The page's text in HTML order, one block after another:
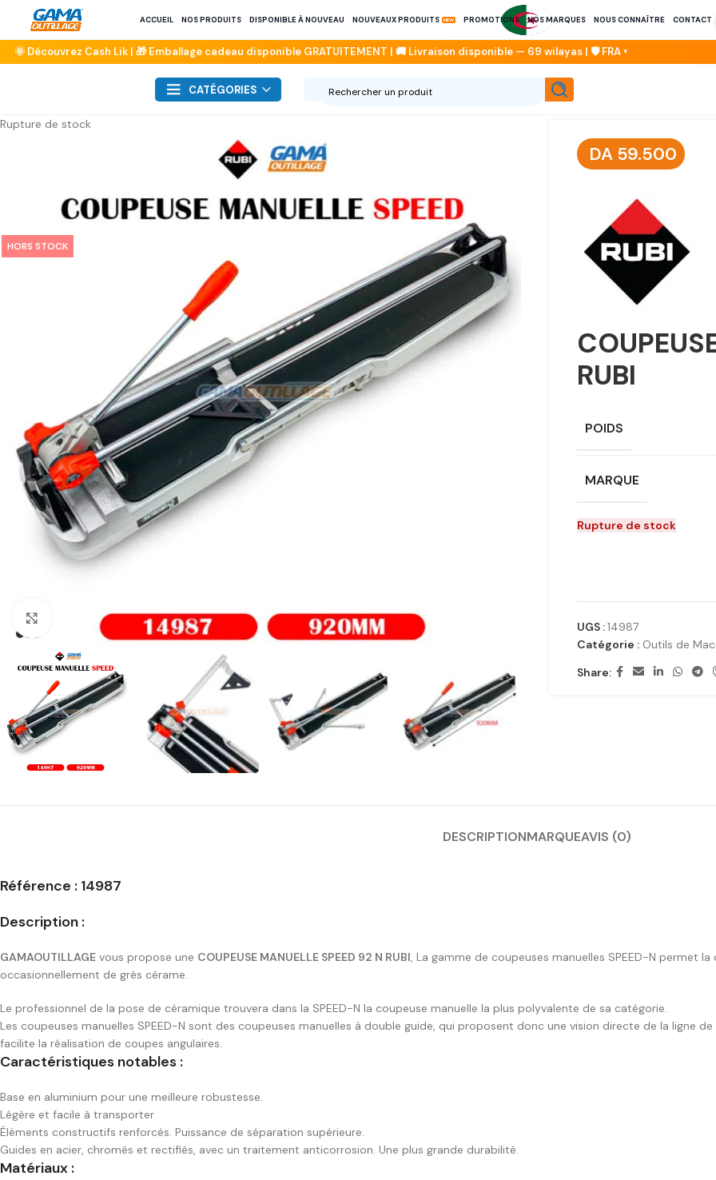
ACCUEIL NOS PRODUITS DISPONIBLE À NOUVEAU NOUVEAUX PRODUITS PROMOTIONS NOS MARQUES NOUS CONNAÎTRE CONTACT
CATÉGORIES
Rupture de stock
HORS STOCK
Click to enlarge
DA 59.500
RUBI
POIDS
MARQUE
Rupture de stock
UGS :14987
Catégorie : Outils de
Share:
DESCRIPTIONMARQUEAVIS (0)
Référence : 14987
Description :
GAMAOUTILLAGE vous propose une COUPEUSE MANUELLE SPEED 92 N RUBI, La gamme de coupeuses manuelles SPEED-N permet
occasionnellement de grès cérame.
Le professionnel de la pose de céramique trouvera dans la SPEED-N la coupeuse manuelle la plus polyvalente de sa catégorie.
Les coupeuses manuelles SPEED-N sont des coupeuses manuelles à double guide, qui proposent donc une vision directe de la ligne
facilite la réalisation de coupes angulaires.
Caractéristiques notables :
Base en aluminium pour une meilleure robustesse.
Légère et facile à transporter
Éléments constructifs renforcés. Puissance de séparation supérieure.
Guides en acier, chromés et rectifiés, avec un traitement anticorrosion. Une plus grande durabilité.
Matériaux :